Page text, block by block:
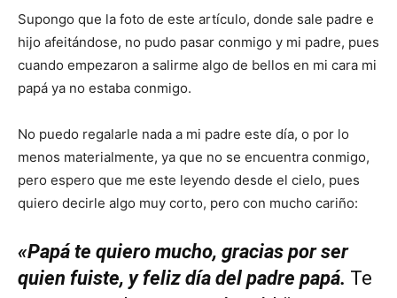
Supongo que la foto de este artículo, donde sale padre e
hijo afeitándose, no pudo pasar conmigo y mi padre, pues
cuando empezaron a salirme algo de bellos en mi cara mi
papá ya no estaba conmigo.
No puedo regalarle nada a mi padre este día, o por lo
menos materialmente, ya que no se encuentra conmigo,
pero espero que me este leyendo desde el cielo, pues
quiero decirle algo muy corto, pero con mucho cariño:
«Papá te quiero mucho, gracias por ser
quien fuiste, y feliz día del padre papá. Te